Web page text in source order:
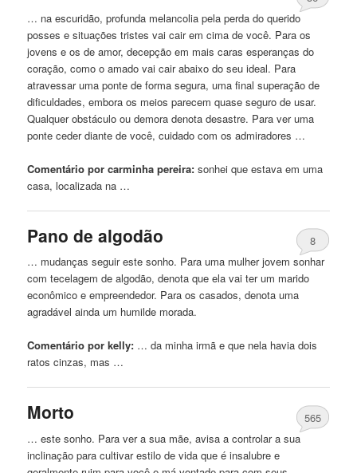
… na escuridão, profunda melancolia pela perda do querido
posses e situações tristesvai cair em cima de você. Para os
jovens e os de amor, decepção em mais caras esperanças do
coração, como o amadovai cair abaixo do seu ideal. Para
atravessar uma ponte de forma segura, uma final superação de
dificuldades,embora os meios parecem quase seguro de usar.
Qualquer obstáculo ou demora denota desastre. Para ver uma
ponte ceder diante de você, cuidado com os admiradores …
Comentário por carminha pereira: sonheique estava em uma
casa, localizada na …
Pano de algodão
8
… mudanças seguir este sonho. Para uma mulher jovem sonhar
com tecelagem de algodão, denotaque elavai ter um marido
econômico e empreendedor. Para os casados, denota uma
agradável ainda um humilde morada.
Comentário por kelly: … da minha irmã eque nela havia dois
ratos cinzas, mas …
Morto
565
… este sonho. Para ver a sua mãe, avisa a controlar a sua
inclinação para cultivar estilo de vidaque é insalubre e